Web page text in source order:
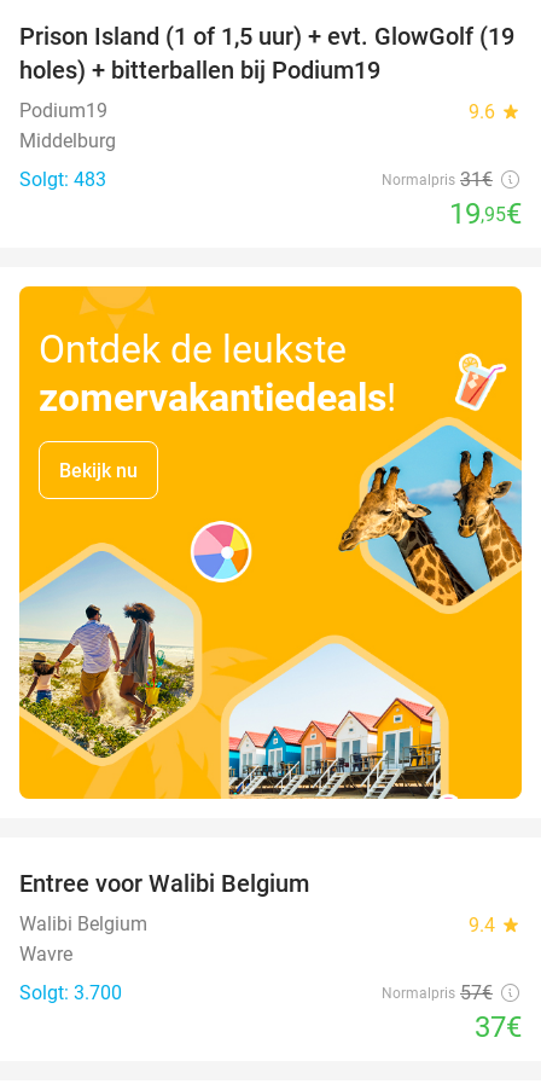
36%
Prison Island (1 of 1,5 uur) + evt. GlowGolf (19
holes) + bitterballen bij Podium19
Podium19 9.6 star
Middelburg
Solgt: 483
Normalpris 31€
19,95€
Ontdek de leukste
zomervakantiedeals!
Bekijk nu
Entree voor Walibi Belgium
Walibi Belgium 9.4 star
Wavre
Solgt: 3.700
Normalpris 57€
37€